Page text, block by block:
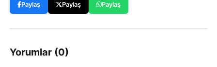
Paylaş Paylaş Paylaş
Yorumlar (0)